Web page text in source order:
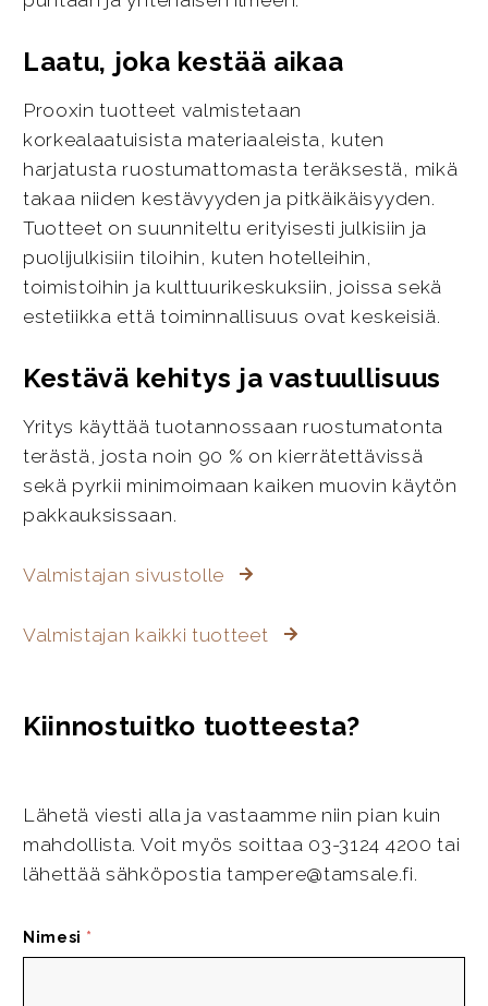
Laatu, joka kestää aikaa
Prooxin tuotteet valmistetaan
korkealaatuisista materiaaleista, kuten
harjatusta ruostumattomasta teräksestä, mikä
takaa niiden kestävyyden ja pitkäikäisyyden.
Tuotteet on suunniteltu erityisesti julkisiin ja
puolijulkisiin tiloihin, kuten hotelleihin,
toimistoihin ja kulttuurikeskuksiin, joissa sekä
estetiikka että toiminnallisuus ovat keskeisiä.
Kestävä kehitys ja vastuullisuus
Yritys käyttää tuotannossaan ruostumatonta
terästä, josta noin 90 % on kierrätettävissä
sekä pyrkii minimoimaan kaiken muovin käytön
pakkauksissaan.
Valmistajan sivustolle
Valmistajan kaikki tuotteet
Kiinnostuitko tuotteesta?
Lähetä viesti alla ja vastaamme niin pian kuin
mahdollista. Voit myös soittaa 03-3124 4200 tai
lähettää sähköpostia tampere@tamsale.fi.
Nimesi *